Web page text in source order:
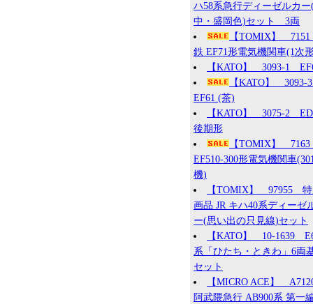
ハ58系急行ディーゼルカー
中・盛岡色)セット 3両
【TOMIX】
鉄 EF71形電気機関車(1次
【KATO】 3093-1
【KATO】
EF61 (茶)
【KATO】 3075-2
後期形
【TOMIX】
EF510-300形電気機関車
機)
【TOMIX】 97955 特
画品 JR キハ40系ディーゼ
ー(思い出の只見線)セット
【KATO】 10-1639
系「ひたち・ときわ」6両
セット
【MICRO ACE】
阿武隈急行 AB900系 第一